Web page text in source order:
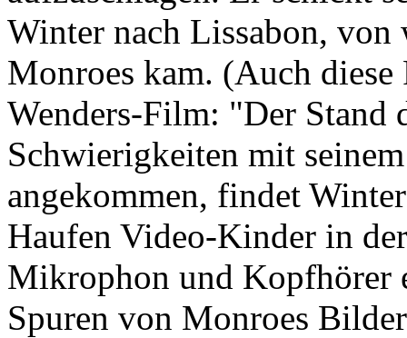
Winter nach Lissabon,
Monroes kam. (Auch
Wenders-Film: "Der Stand
Schwierigkeiten mit
angekommen, findet
Haufen Video-Kinder in
Mikrophon und Kopfhörer
Spuren von Monroes